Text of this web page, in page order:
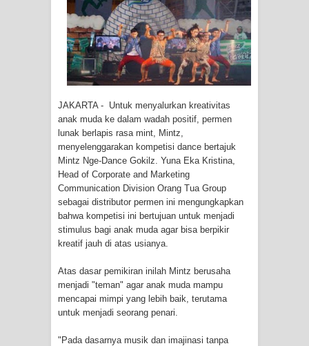
Tiga Personel Polresta Jayapura Kota
Jalani Sidang BP4R di Jayapura
Kapolresta Jayapura Kota
Saat Nonton Bareng Final Piala Dunia
2026 di Lapangan Karang PTC Entrop
Kebakaran Hanguskan Satu Rumah
di Kompleks Asrama Polisi Sorong
Profil Lengkap Papua Barat, Bumi
Cenderawasih di Ujung Barat Papua
Profil Lengkap Provinsi Papua, Bumi
JAKARTA - Untuk menyalurkan kreativitas
anak muda ke dalam wadah positif, permen
lunak berlapis rasa mint, Mintz,
menyelenggarakan kompetisi dance bertajuk
Mintz Nge-Dance Gokilz. Yuna Eka Kristina,
Head of Corporate and Marketing
Communication Division Orang Tua Group
sebagai distributor permen ini mengungkapkan
bahwa kompetisi ini bertujuan untuk menjadi
stimulus bagi anak muda agar bisa berpikir
kreatif jauh di atas usianya.
Atas dasar pemikiran inilah Mintz berusaha
menjadi "teman" agar anak muda mampu
mencapai mimpi yang lebih baik, terutama
untuk menjadi seorang penari.
"Pada dasarnya musik dan imajinasi tanpa